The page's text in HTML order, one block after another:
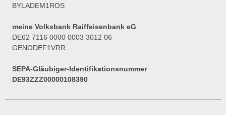
BYLADEM1ROS
meine Volksbank Raiffeisenbank eG
DE62 7116 0000 0003 3012 06
GENODEF1VRR
SEPA-Gläubiger-Identifikationsnummer
DE93ZZZ00000108390